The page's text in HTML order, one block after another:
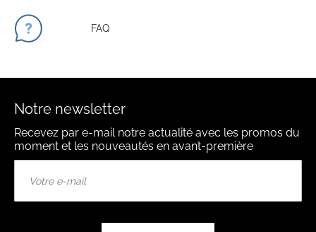
FAQ
Notre newsletter
Recevez par e-mail notre actualité avec les promos du
moment et les nouveautés en avant-première